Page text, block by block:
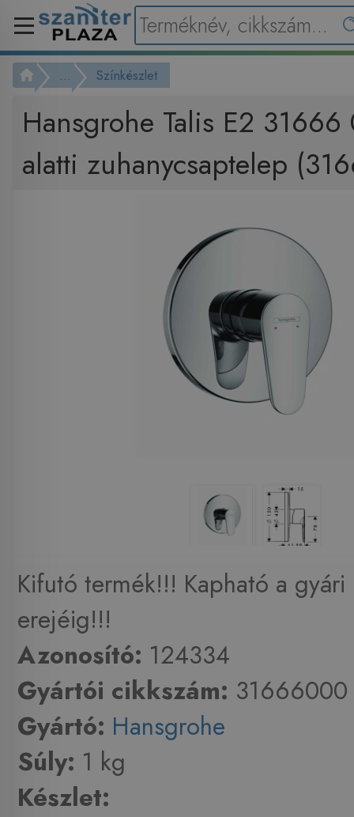
... Színkészlet
Hansgrohe Talis E2
alatti zuhanycsaptelep
Kifutó termék!!! Kapható a gyári
erejéig!!!
Azonosító: 124334
Gyártói cikkszám: 31666000
Gyártó: Hansgrohe
Súly: 1 kg
Készlet: